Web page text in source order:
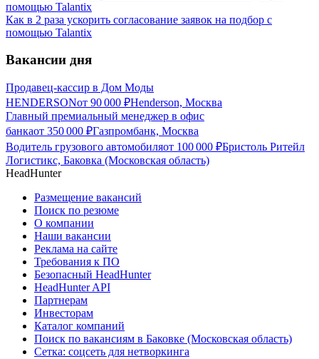
Как в 2 раза ускорить согласование заявок на подбор с
помощью Talantix
Вакансии дня
Продавец-кассир в Дом Моды
HENDERSONот 90 000 ₽Henderson, Москва
Главный премиальный менеджер в офис
банкаот 350 000 ₽Газпромбанк, Москва
Водитель грузового автомобиляот 100 000 ₽Бристоль Ритейл
Логистикс, Баковка (Московская область)
HeadHunter
Размещение вакансий
Поиск по резюме
О компании
Наши вакансии
Реклама на сайте
Требования к ПО
Безопасный HeadHunter
HeadHunter API
Партнерам
Инвесторам
Каталог компаний
Поиск по вакансиям в Баковке (Московская область)
Сетка: соцсеть для нетворкинга